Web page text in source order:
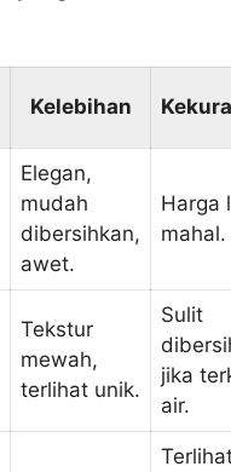
Kelebihan
Elegan,
mudah
dibersihkan,
awet.
Harga
mahal.
Tekstur
mewah,
terlihat unik.
Sulit
jika
air.